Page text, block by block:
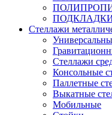
Стеллажи
Стеллажи
Консольные
Паллетные
Выкатные
Мобильные